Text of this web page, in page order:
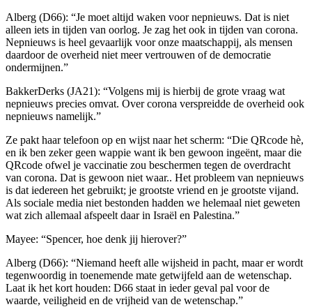
Alberg (D66): “Je moet altijd waken voor nepnieuws. Dat is niet
alleen iets in tijden van oorlog. Je zag het ook in tijden van corona.
Nepnieuws is heel gevaarlijk voor onze maatschappij, als mensen
daardoor de overheid niet meer vertrouwen of de democratie
ondermijnen.”
BakkerDerks (JA21): “Volgens mij is hierbij de grote vraag wat
nepnieuws precies omvat. Over corona verspreidde de overheid ook
nepnieuws namelijk.”
Ze pakt haar telefoon op en wijst naar het scherm: “Die QRcode hè,
en ik ben zeker geen wappie want ik ben gewoon ingeënt, maar die
QRcode ofwel je vaccinatie zou beschermen tegen de overdracht
van corona. Dat is gewoon niet waar.. Het probleem van nepnieuws
is dat iedereen het gebruikt; je grootste vriend en je grootste vijand.
Als sociale media niet bestonden hadden we helemaal niet geweten
wat zich allemaal afspeelt daar in Israël en Palestina.”
Mayee: “Spencer, hoe denk jij hierover?”
Alberg (D66): “Niemand heeft alle wijsheid in pacht, maar er wordt
tegenwoordig in toenemende mate getwijfeld aan de wetenschap.
Laat ik het kort houden: D66 staat in ieder geval pal voor de
waarde, veiligheid en de vrijheid van de wetenschap.”